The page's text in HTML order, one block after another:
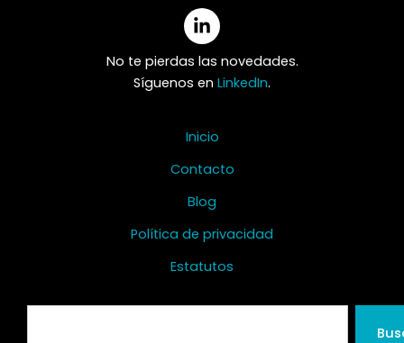
No te pierdas las novedades.
Síguenos en LinkedIn.
Inicio
Contacto
Blog
Política de privacidad
Estatutos